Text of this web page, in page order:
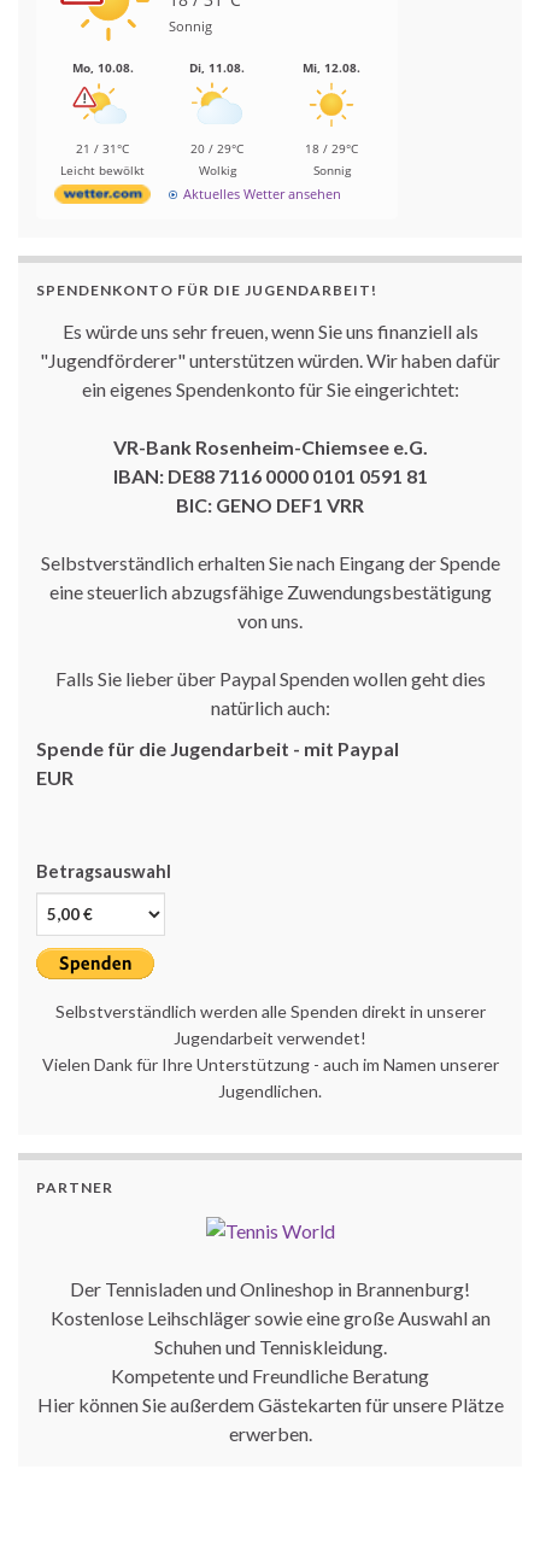
Sonnig
Mo, 10.08.
21 / 31°C
Leicht bewölkt
Di, 11.08.
20 / 29°C
Wolkig
Mi, 12.08.
18 / 29°C
Sonnig
Aktuelles Wetter ansehen
SPENDENKONTO FÜR DIE JUGENDARBEIT!
Es würde uns sehr freuen, wenn Sie uns finanziell als
"Jugendförderer" unterstützen würden. Wir haben dafür
ein eigenes Spendenkonto für Sie eingerichtet:
VR-Bank Rosenheim-Chiemsee e.G.
IBAN: DE88 7116 0000 0101 0591 81
BIC: GENO DEF1 VRR
Selbstverständlich erhalten Sie nach Eingang der Spende
eine steuerlich abzugsfähige Zuwendungsbestätigung
von uns.
Falls Sie lieber über Paypal Spenden wollen geht dies
natürlich auch:
Spende für die Jugendarbeit - mit Paypal
EUR
Betragsauswahl
Selbstverständlich werden alle Spenden direkt in unserer
Jugendarbeit verwendet!
Vielen Dank für Ihre Unterstützung - auch im Namen unserer
Jugendlichen.
PARTNER
Der Tennisladen und Onlineshop in Brannenburg!
Kostenlose Leihschläger sowie eine große Auswahl an
Schuhen und Tenniskleidung.
Kompetente und Freundliche Beratung
Hier können Sie außerdem Gästekarten für unsere Plätze
erwerben.